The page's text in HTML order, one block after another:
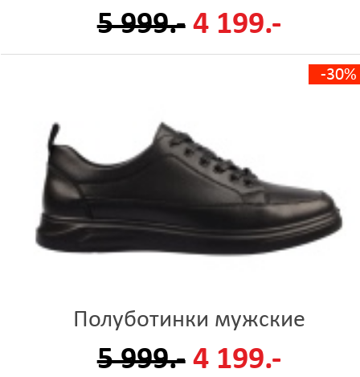
5 999.- 4 199.-
-30%
Полуботинки мужские
5 999.- 4 199.-